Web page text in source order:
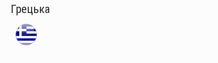
Грецька